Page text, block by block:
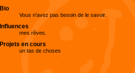
Bio
Vous n'avez pas besoin de le savoir.
Influences
mes rêves.
Projets en cours
un tas de choses